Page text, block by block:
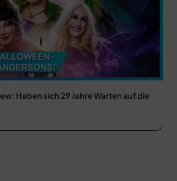
Haben sich 29 Jahre Warten auf die